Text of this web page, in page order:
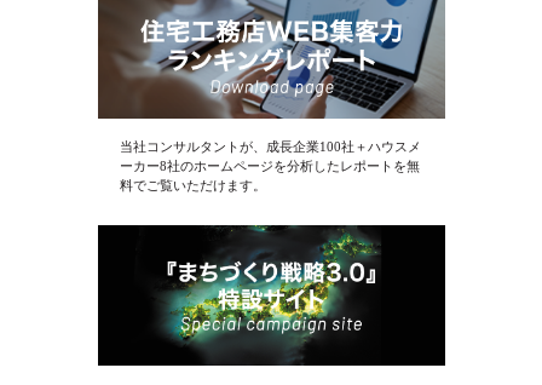
当社コンサルタントが、成長企業100社＋ハウスメ
ーカー8社のホームページを分析したレポートを無
料でご覧いただけます。